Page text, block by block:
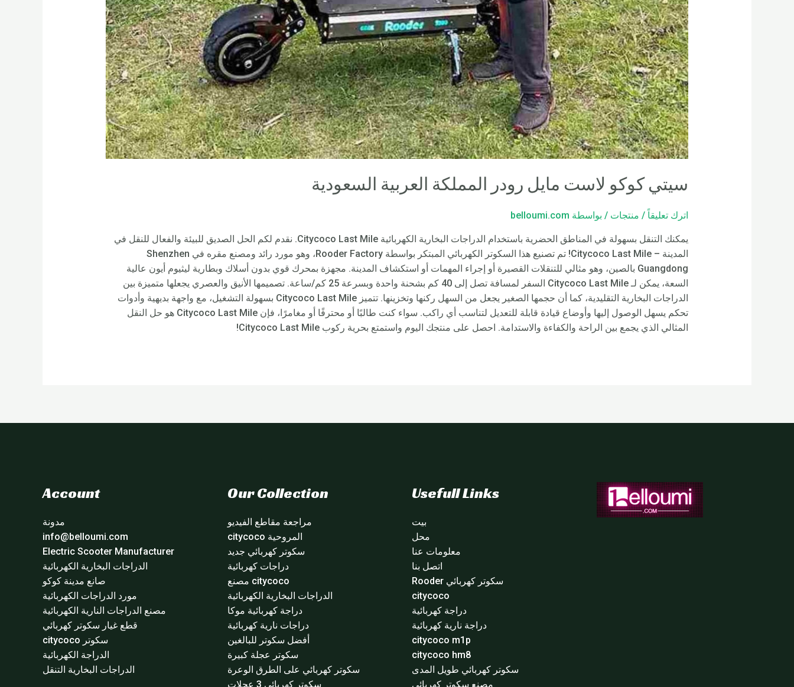
سيتي كوكو لاست مايل رودر المملكة العربية السعودية
اترك تعليقاً / منتجات / بواسطة belloumi.com
يمكنك التنقل بسهولة في المناطق الحضرية باستخدام الدراجات البخارية الكهربائية Citycoco Last Mile. نقدم لكم الحل الصديق للبيئة والفعال للنقل في
المدينة – Citycoco Last Mile! تم تصنيع هذا السكوتر الكهربائي المبتكر بواسطة Rooder Factory، وهو مورد رائد ومصنع مقره في Shenzhen
Guangdong بالصين، وهو مثالي للتنقلات القصيرة أو إجراء المهمات أو استكشاف المدينة. مجهزة بمحرك قوي بدون أسلاك وبطارية ليثيوم أيون عالية
السعة، يمكن لـ Citycoco Last Mile السفر لمسافة تصل إلى 40 كم بشحنة واحدة وبسرعة 25 كم/ساعة. تصميمها الأنيق والعصري يجعلها متميزة بين
الدراجات البخارية التقليدية، كما أن حجمها الصغير يجعل من السهل ركنها وتخزينها. تتميز Citycoco Last Mile بسهولة التشغيل، مع واجهة بديهية وأدوات
تحكم يسهل الوصول إليها وأوضاع قيادة قابلة للتعديل لتناسب أي راكب. سواء كنت طالبًا أو محترفًا أو مغامرًا، فإن Citycoco Last Mile هو حل النقل
المثالي الذي يجمع بين الراحة والكفاءة والاستدامة. احصل على منتجك اليوم واستمتع بحرية ركوب Citycoco Last Mile!
Usefull Links
بيت
محل
معلومات عنا
اتصل بنا
سكوتر كهربائي Rooder
citycoco
دراجة كهربائية
دراجة نارية كهربائية
citycoco m1p
citycoco hm8
سكوتر كهربائي طويل المدى
مصنع سكوتر كهربائي
Our Collection
مراجعة مقاطع الفيديو
المروحية citycoco
سكوتر كهربائي جديد
دراجات كهربائية
citycoco مصنع
الدراجات البخارية الكهربائية
دراجة كهربائية موكا
دراجات نارية كهربائية
أفضل سكوتر للبالغين
سكوتر عجلة كبيرة
سكوتر كهربائي على الطرق الوعرة
سكوتر كهربائي 3 عجلات
Account
مدونة
info@belloumi.com
Electric Scooter Manufacturer
الدراجات البخارية الكهربائية
صانع مدينة كوكو
مورد الدراجات الكهربائية
مصنع الدراجات النارية الكهربائية
قطع غيار سكوتر كهربائي
سكوتر citycoco
الدراجة الكهربائية
الدراجات البخارية التنقل